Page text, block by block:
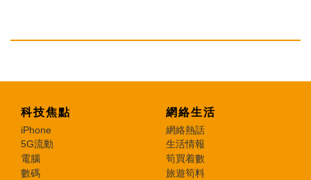
科技焦點
iPhone
5G流動
電腦
數碼
網絡生活
網絡熱話
生活情報
筍買着數
旅遊筍料